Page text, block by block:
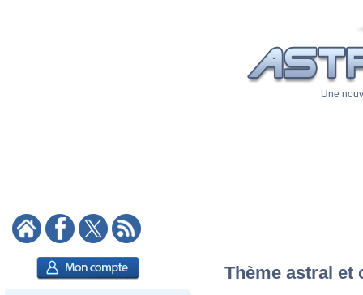
Une
Thème astral et